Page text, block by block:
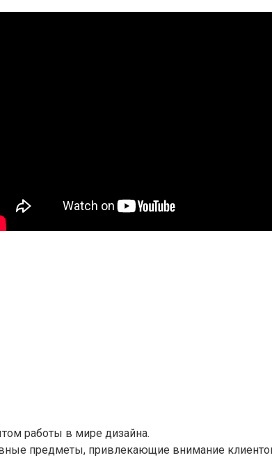
работы в мире дизайна.
предметы, привлекающие внимание